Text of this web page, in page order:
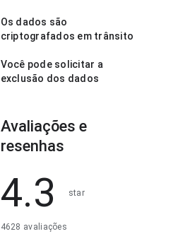
Os dados são
criptografados em trânsito
Você pode solicitar a
exclusão dos dados
Avaliações e
resenhas
4.3 star
4628 avaliações